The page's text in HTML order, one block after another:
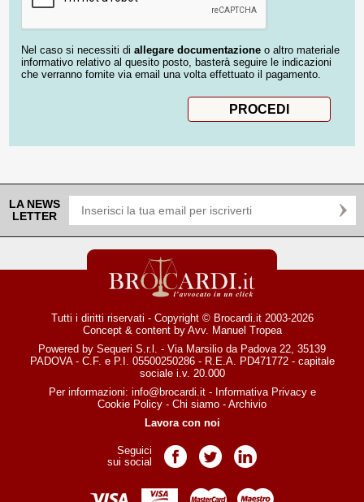
Nel caso si necessiti di allegare documentazione o altro materiale
informativo relativo al quesito posto, basterà seguire le indicazioni
che verranno fornite via email una volta effettuato il pagamento.
LA NEWS
LETTER
Tutti i diritti riservati - Copyright © Brocardi.it 2003-2026
Concept & content by Avv. Manuel Tropea
Powered by Sequeri S.r.l. - Via Marsilio da Padova 22, 35139
PADOVA - C.F. e P.I. 05500250286 - R.E.A. PD471772 - capitale
sociale i.v. 20.000
Per informazioni: info@brocardi.it- Informativa Privacye
Cookie Policy - Chi siamo - Archivio
Lavora con noi
Seguici
sui social
Pagina Facebook
Pagina TwitterPagina LinkedIn